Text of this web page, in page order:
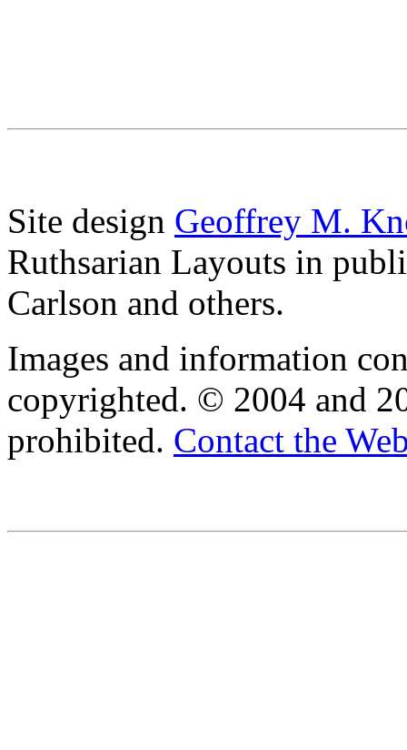
Site design Geoffrey M.
Ruthsarian Layouts in
Carlson and others.
Images and information
copyrighted. © 2004 and
prohibited. Contact the